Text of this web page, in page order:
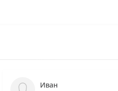
Иван